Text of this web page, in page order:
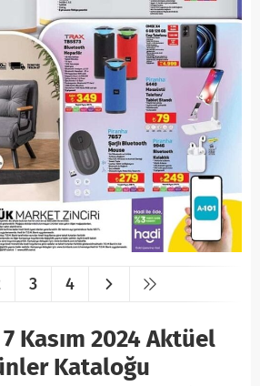
3 4
Kasım 2024 Aktüel
Kataloğu